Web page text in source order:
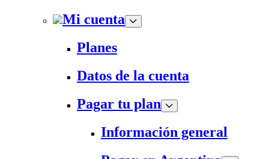
Mi cuenta
Planes
Datos de la cuenta
Pagar tu plan
Información general